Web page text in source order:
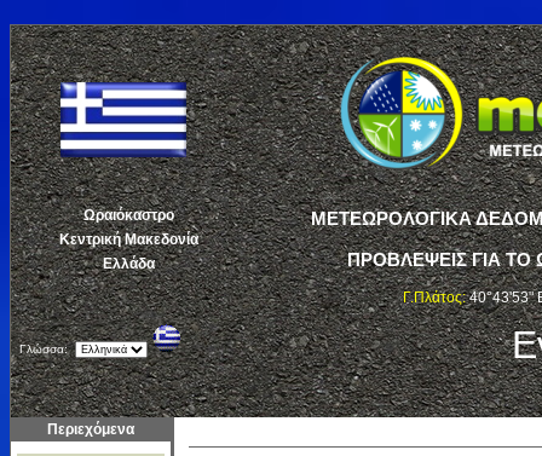
Ωραιόκαστρο
Κεντρική Μακεδονία
Ελλάδα
ΜΕΤΕΩΡΟΛΟΓΙΚΑ
ΠΡΟΒΛΕΨΕΙΣ ΓΙΑ ΤΟ
Γ.Πλάτος:40°43'53"
Γλώσσα:
Περιεχόμενα